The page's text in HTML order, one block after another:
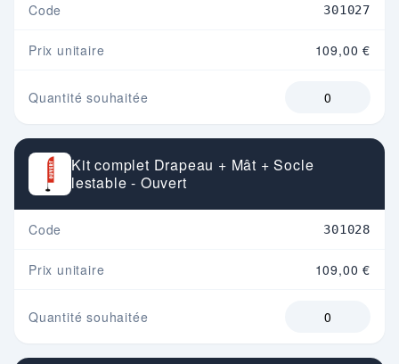
Code 301027
Prix unitaire 109,00 €
Quantité souhaitée
Kit complet Drapeau + Mât + Socle
lestable - Ouvert
Code 301028
Prix unitaire 109,00 €
Quantité souhaitée